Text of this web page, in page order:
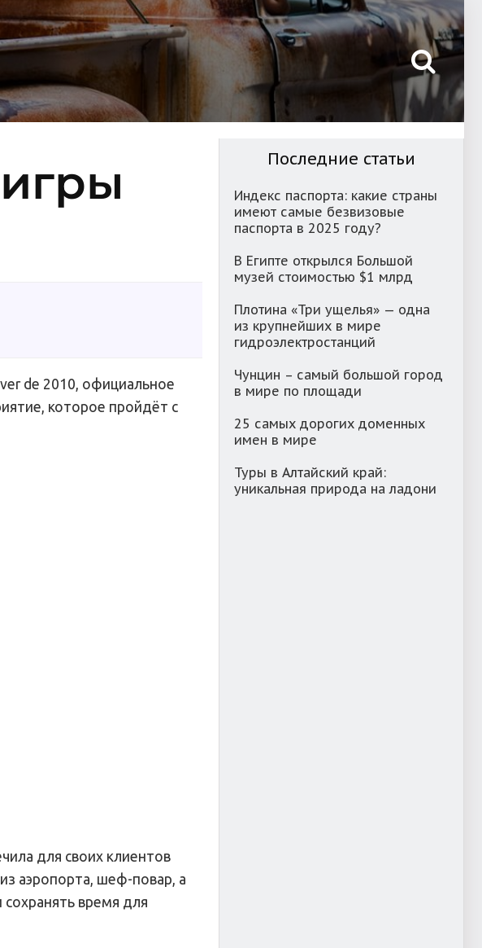
de 2010, официальное
которое пройдёт с
для своих клиентов
аэропорта, шеф-повар, а
время для
Последние статьи
Индекс паспорта: какие страны
имеют самые безвизовые
паспорта в 2025 году?
В Египте открылся Большой
музей стоимостью $1 млрд
Плотина «Три ущелья» — одна
из крупнейших в мире
гидроэлектростанций
Чунцин – самый большой город
в мире по площади
25 самых дорогих доменных
имен в мире
Туры в Алтайский край:
уникальная природа на ладони